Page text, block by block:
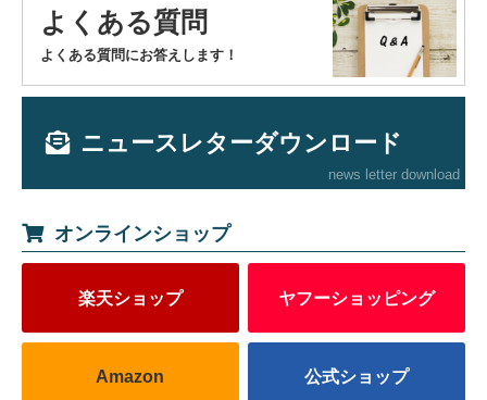
よくある質問
よくある質問にお答えします！
ニュースレターダウンロード
news letter download
オンラインショップ
楽天ショップ ヤフーショッピング
Amazon 公式ショップ